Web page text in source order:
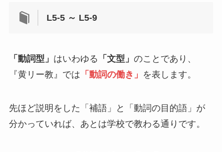
L5-5 ～ L5-9
「動詞型」 はいわゆる 「文型」 のことであり、
『黄リー教』では 「動詞の働き」 を表します。
先ほど説明をした「補語」と「動詞の目的語」が
分かっていれば、あとは学校で教わる通りです。